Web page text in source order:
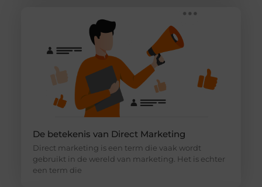
De betekenis van Direct Marketing
Direct marketing is een term die vaak wordt
gebruikt in de wereld van marketing. Het is echter
een term die